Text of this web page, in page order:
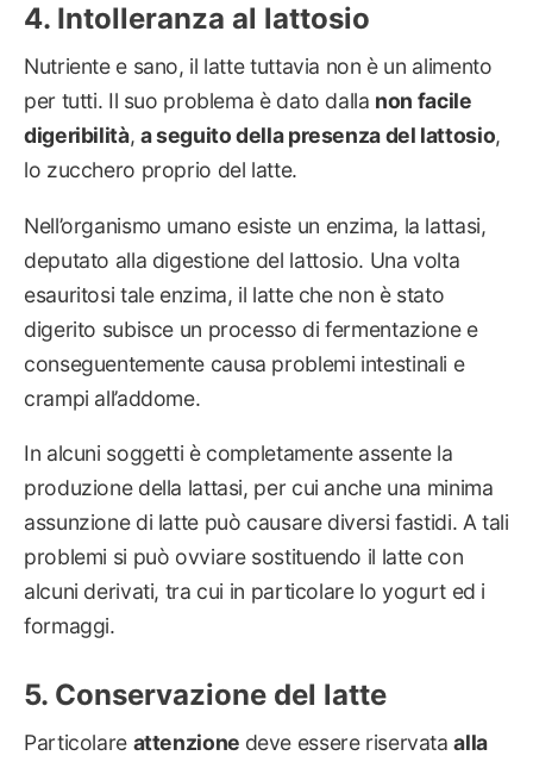
Intolleranza al lattosio
Nutriente e sano, il latte tuttavia non è un alimento
per tutti. Il suo problema è dato dalla non facile
digeribilità, a seguito della presenza del lattosio,
lo zucchero proprio del latte.
Nell’organismo umano esiste un enzima, la lattasi,
deputato alla digestione del lattosio. Una volta
esauritosi tale enzima, il latte che non è stato
digerito subisce un processo di fermentazione e
conseguentemente causa problemi intestinali e
crampi all’addome.
In alcuni soggetti è completamente assente la
produzione della lattasi, per cui anche una minima
assunzione di latte può causare diversi fastidi. A tali
problemi si può ovviare sostituendo il latte con
alcuni derivati, tra cui in particolare lo yogurt ed i
formaggi.
Conservazione del latte
Particolare attenzione deve essere riservataalla